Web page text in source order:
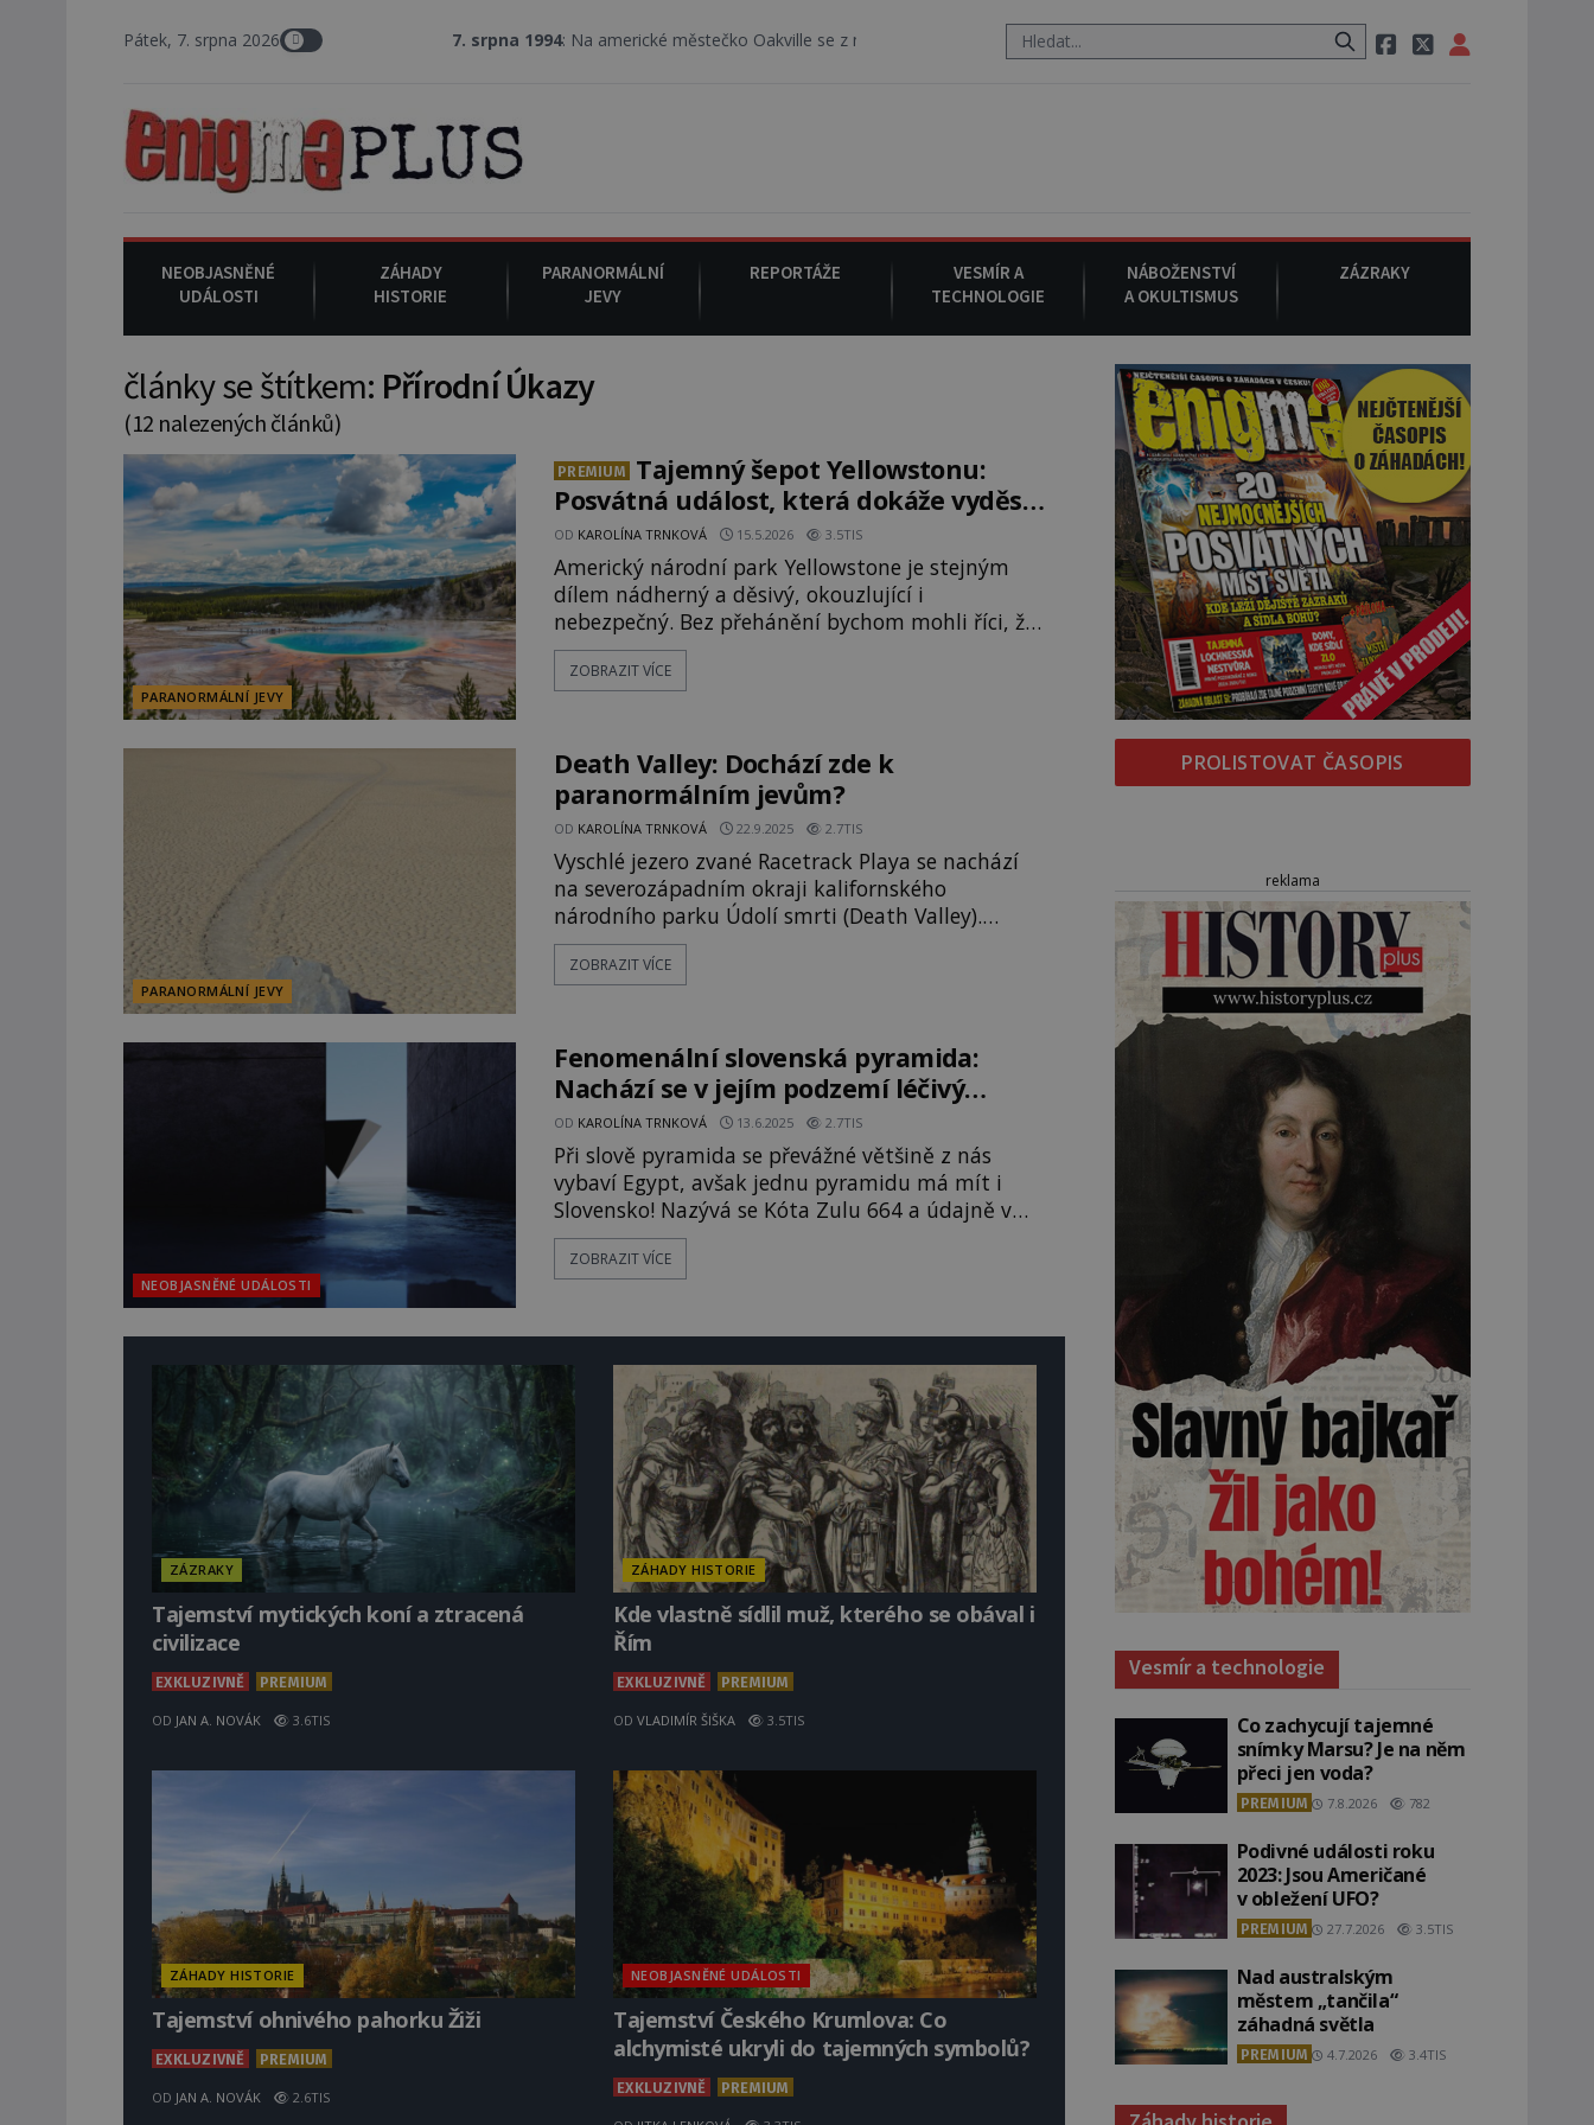
Pátek, 7. srpna 2026 : Na americké městečko Oakville se z nebe snáší podivná rosolovitá látka neznámého původu. : Na americké městečko
NEOBJASNĚNÉ
UDÁLOSTI
ZÁHADY
HISTORIE
PARANORMÁLNÍ
JEVY
REPORTÁŽE
VESMÍR A
TECHNOLOGIE
NÁBOŽENSTVÍ
A OKULTISMUS
ZÁZRAKY
články se štítkem: Přírodní Úkazy
(12 nalezených článků)
PARANORMÁLNÍ JEVY
PREMIUM
Tajemný šepot Yellowstonu:
Posvátná událost, která dokáže vyděsit
k smrti
OD KAROLÍNA TRNKOVÁ 15.5.2026 3.5TIS
Americký národní park Yellowstone je stejným
dílem nádherný a děsivý, okouzlující i
nebezpečný. Bez přehánění bychom mohli říci, že
krása nejslavnějšího parku světa je smrtící.
Průzračná horská jezírka a zatopené jámy jsou
dokáží rozložit do několika hodin. Přesně to se
stalo například v roce 2016... [gall
ZOBRAZIT VÍCE
PARANORMÁLNÍ JEVY
Death Valley: Dochází zde k
paranormálním jevům?
OD KAROLÍNA TRNKOVÁ 22.9.2025 2.7TIS
Vyschlé jezero zvané Racetrack Playa se nachází
na severozápadním okraji kalifornského
národního parku Údolí smrti (Death Valley).
Všude po jeho povrchu jsou v půdě vyhloubeny
podivuhodné dráhy, které jsou někdy více než 90
úplně jasné, jaká síla jimi pohybuje. [gallery
size="full" ids="158544,158
ZOBRAZIT VÍCE
NEOBJASNĚNÉ UDÁLOSTI
Fenomenální slovenská pyramida:
Nachází se v jejím podzemí léčivý
tunel?
OD KAROLÍNA TRNKOVÁ 13.6.2025 2.7TIS
Při slově pyramida se převážné většině z nás
vybaví Egypt, avšak jednu pyramidu má mít i
Slovensko! Nazývá se Kóta Zulu 664 a údajně v
sobě skrývá takzvaný iontový tunel, který prý
svým silným elektromagnetickým vlivem dokáže
ukryto řešení lidských nemocí a neduhů? [gallery
size="full" ids="154508,154507,154
ZOBRAZIT VÍCE
ZÁZRAKY
Tajemství mytických koní a ztracená
civilizace
EXKLUZIVNĚ PREMIUM
OD JAN A. NOVÁK 3.6TIS
ZÁHADY HISTORIE
Kde vlastně sídlil muž, kterého se obával i
Řím
EXKLUZIVNĚ PREMIUM
OD VLADIMÍR ŠIŠKA 3.5TIS
ZÁHADY HISTORIE
Tajemství ohnivého pahorku Žiži
EXKLUZIVNĚ PREMIUM
OD JAN A. NOVÁK 2.6TIS
NEOBJASNĚNÉ UDÁLOSTI
Tajemství Českého Krumlova: Co
alchymisté ukryli do tajemných symbolů?
EXKLUZIVNĚ PREMIUM
PROLISTOVAT ČASOPIS
reklama
Vesmír a technologie
Co zachycují tajemné
snímky Marsu? Je na něm
přeci jen voda?
PREMIUM 7.8.2026 782
Podivné události roku
2023: Jsou Američané
v obležení UFO?
PREMIUM 27.7.2026 3.5TIS
Nad australským
městem „tančila“
záhadná světla
PREMIUM 4.7.2026 3.4TIS